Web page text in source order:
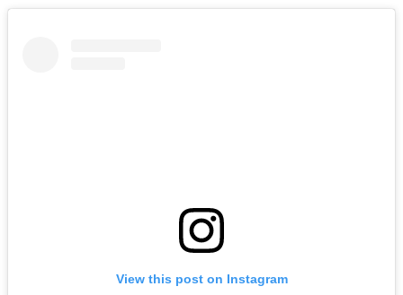
View this post on Instagram